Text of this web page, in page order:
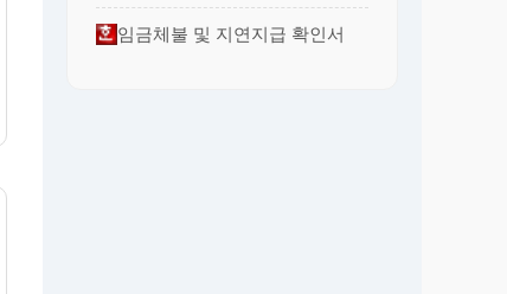
임금체불 및 지연지급 확인서